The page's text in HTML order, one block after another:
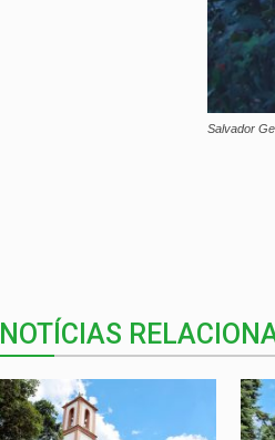
Salvador
NOTÍCIAS